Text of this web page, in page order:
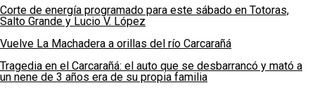
Corte de energía programado para este sábado en Totoras,
Salto Grande y Lucio V. López
Vuelve La Machadera a orillas del río Carcarañá
Tragedia en el Carcarañá: el auto que se desbarrancó y mató a
un nene de 3 años era de su propia familia